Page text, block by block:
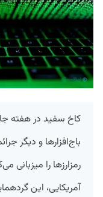
کاخ سفید در هفته
باج‌افزارها و دیگر
رمزارزها را میزبانی